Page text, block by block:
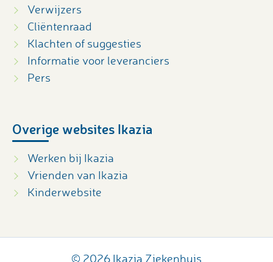
Verwijzers
Cliëntenraad
Klachten of suggesties
Informatie voor leveranciers
Pers
Overige websites Ikazia
Werken bij Ikazia
Vrienden van Ikazia
Kinderwebsite
© 2026 Ikazia Ziekenhuis